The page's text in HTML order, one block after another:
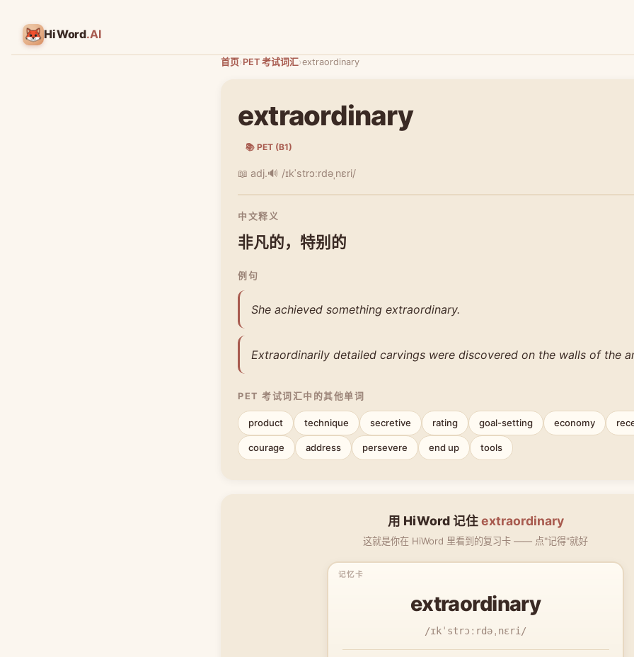
HiWord.AI
首页›PET 考试词汇›extraordinary
extraordinary
📚 PET (B1)
📖 adj.🔊 /ɪkˈstrɔːrdəˌnɛri/
中文释义
非凡的，特别的
例句
She achieved something extraordinary.
Extraordinarily detailed carvings were discovered on the walls of the
PET 考试词汇中的其他单词
product technique secretive rating goal-setting economy
courage address persevere end up tools
用 HiWord 记住extraordinary
这就是你在 HiWord 里看到的复习卡 —— 点"记得"就好
extraordinary
/ɪkˈstrɔːrdəˌnɛri/